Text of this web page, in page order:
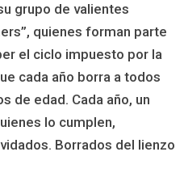
grupo de valientes
quienes forman parte
el ciclo impuesto por la
cada año borra a todos
de edad. Cada año, un
lo cumplen,
Borrados del lienzo